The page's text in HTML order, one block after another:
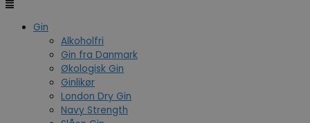
Gin
Alkoholfri
Gin fra Danmark
Økologisk Gin
Ginlikør
London Dry Gin
Navy Strength